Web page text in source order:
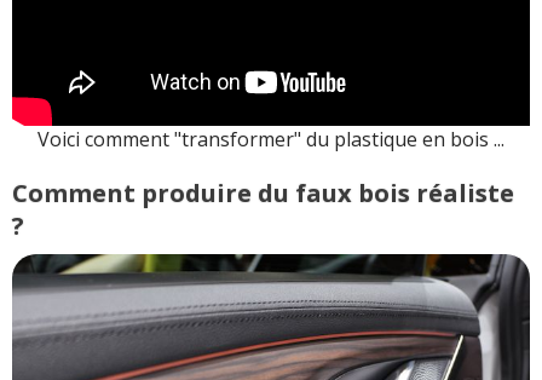
Voici comment "transformer" du plastique en bois ...
Comment produire du faux bois réaliste
?